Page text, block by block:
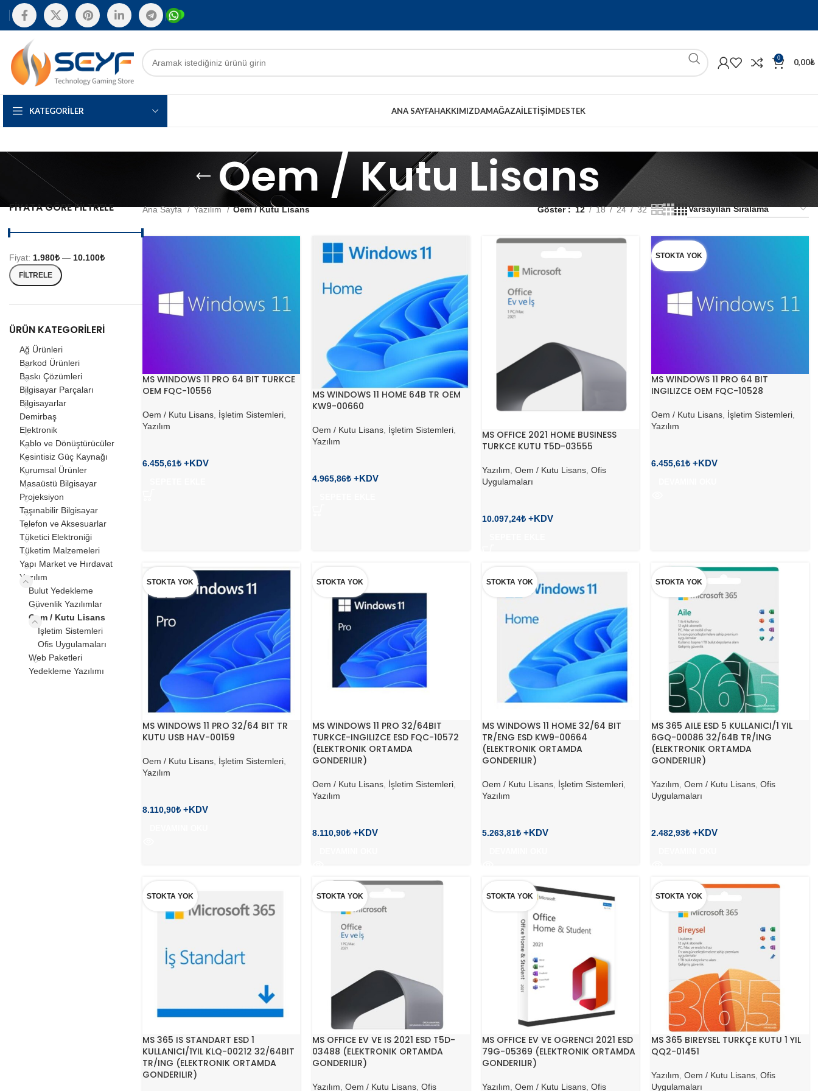
0 0,00₺
KATEGORILER ANA SAYFAHAKKIMIZDAMAĞAZAİLETIŞIMDESTEK
Oem / Kutu Lisans
FIYATA GÖRE FILTRELE
FILTRELE
Fiyat: 1.980₺ — 10.100₺
ÜRÜN KATEGORILERI
Ağ Ürünleri
Barkod Ürünleri
Baskı Çözümleri
Bilgisayar Parçaları
Bilgisayarlar
Demirbaş
Elektronik
Kablo ve Dönüştürücüler
Kesintisiz Güç Kaynağı
Kurumsal Ürünler
Masaüstü Bilgisayar
Projeksiyon
Taşınabilir Bilgisayar
Telefon ve Aksesuarlar
Tüketici Elektroniği
Tüketim Malzemeleri
Yapı Market ve Hırdavat
Yazılım
Bulut Yedekleme
Güvenlik Yazılımlar
Oem / Kutu Lisans
İşletim Sistemleri
Ofis Uygulamaları
Web Paketleri
Yedekleme Yazılımı
Ana Sayfa Yazılım Oem / Kutu Lisans Göster 12 18 24 32
MS WINDOWS 11 PRO 64 BIT TURKCE
OEM FQC-10556
Oem / Kutu Lisans, İşletim Sistemleri,
Yazılım
6.455,61₺
MS WINDOWS 11 HOME 64B TR OEM
KW9-00660
Oem / Kutu Lisans, İşletim Sistemleri,
Yazılım
4.965,86₺
MS OFFICE 2021 HOME BUSINESS
TURKCE KUTU T5D-03555
Yazılım, Oem / Kutu Lisans, Ofis
Uygulamaları
10.097,24₺
STOKTA YOK
MS WINDOWS 11 PRO 64 BIT
INGILIZCE OEM FQC-10528
Oem / Kutu Lisans, İşletim Sistemleri,
Yazılım
6.455,61₺
STOKTA YOK
MS WINDOWS 11 PRO 32/64 BIT TR
KUTU USB HAV-00159
Oem / Kutu Lisans İşletim Sistemleri
Yazılım
8.110,90₺
STOKTA YOK
MS WINDOWS 11 PRO 32/64BIT
TURKCE-INGILIZCE ESD FQC-10572
(ELEKTRONIK ORTAMDA
GONDERILIR)
Oem / Kutu Lisans, İşletim Sistemleri,
Yazılım
8.110,90₺
STOKTA YOK
MS WINDOWS 11 HOME 32/64 BIT
TR/ENG ESD KW9-00664
(ELEKTRONIK ORTAMDA
GONDERILIR)
Oem / Kutu Lisans, İşletim Sistemleri,
Yazılım
5.263,81₺
STOKTA YOK
MS 365 AILE ESD 5 KULLANICI/1 YIL
6GQ-00086 32/64B TR/ING
(ELEKTRONIK ORTAMDA
GONDERILIR)
Yazılım ,Oem / Kutu Lisans ,Ofis
Uygulamaları
2.482,93₺
STOKTA YOK
MS 365 IS STANDART ESD 1
KULLANICI/1YIL KLQ-00212 32/64BIT
TR/ING (ELEKTRONIK ORTAMDA
GONDERILIR)
STOKTA YOK
MS OFFICE EV VE IS 2021 ESD T5D-
03488 (ELEKTRONIK ORTAMDA
GONDERILIR)
Yazılım Oem / Kutu Lisans, Ofis
STOKTA YOK
MS OFFICE EV VE OGRENCI 2021 ESD
79G-05369 (ELEKTRONIK ORTAMDA
GONDERILIR)
Yazılım Oem / Kutu Lisans, Ofis
STOKTA YOK
MS 365 BIREYSEL TURKÇE KUTU 1 YIL
QQ2-01451
Yazılım ,Oem / Kutu Lisans ,Ofis
Uygulamaları